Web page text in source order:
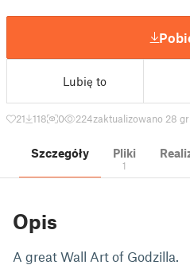
Lubię to
21 118 0 224zaktualizowano 28
Szczegóły Pliki
1
Opis
A great Wall Art of Godzilla.